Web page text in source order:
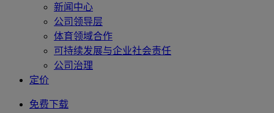
新闻中心
公司领导层
体育领域合作
可持续发展与企业社会责任
公司治理
定价
免费下载